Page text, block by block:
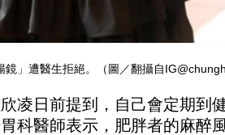
」遭醫生拒絕。（圖／翻攝自
凌日前提到，自己會定期到
科醫師表示，肥胖者的麻醉